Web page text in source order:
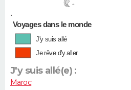
•
Voyages dans le monde
J'y suis allé
Je rêve d'y aller
J'y suis allé(e) :
Maroc